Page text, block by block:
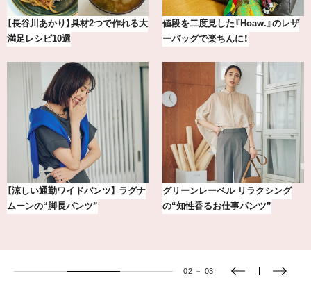
長谷川あかり】具材2つで作れる大
足レシピ10選
値段を二度見した『Hoaw.』のレザ
ーバッグで楽ちんに！
涼しい通勤ワイドパンツ】 ラグナ
ーンの“脚長パンツ”
グリーンレーベル リラクシング
の“知性香るお仕事パンツ”
02 － 03